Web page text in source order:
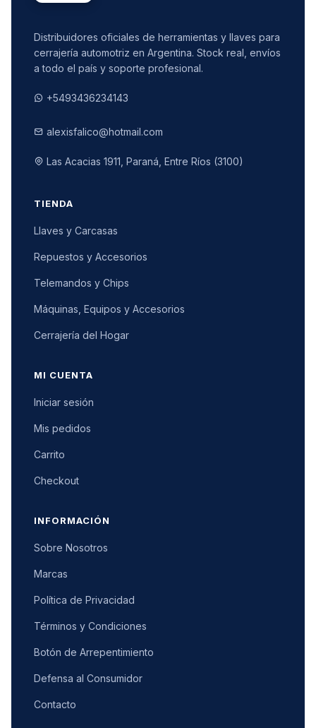
Distribuidores oficiales de herramientas y llaves para
cerrajería automotriz en Argentina. Stock real, envíos
a todo el país y soporte profesional.
+5493436234143
alexisfalico@hotmail.com
Las Acacias 1911, Paraná, Entre Ríos (3100)
TIENDA
Llaves y Carcasas
Repuestos y Accesorios
Telemandos y Chips
Máquinas, Equipos y Accesorios
Cerrajería del Hogar
MI CUENTA
Iniciar sesión
Mis pedidos
Carrito
Checkout
INFORMACIÓN
Sobre Nosotros
Marcas
Política de Privacidad
Términos y Condiciones
Botón de Arrepentimiento
Defensa al Consumidor
Contacto